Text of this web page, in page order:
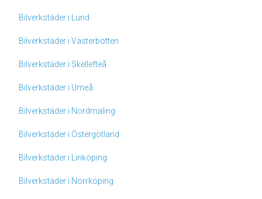
Bilverkstäder i Lund
Bilverkstäder i Västerbotten
Bilverkstäder i Skellefteå
Bilverkstäder i Umeå
Bilverkstäder i Nordmaling
Bilverkstäder i Östergötland
Bilverkstäder i Linköping
Bilverkstäder i Norrköping